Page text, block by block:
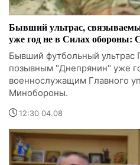
Бывший ультрас,
уже год не в Силах
Бывший футбольный ультрас
позывным "Днепрянин" уже
военнослужащим Главного
Минобороны.
12:30 04.08